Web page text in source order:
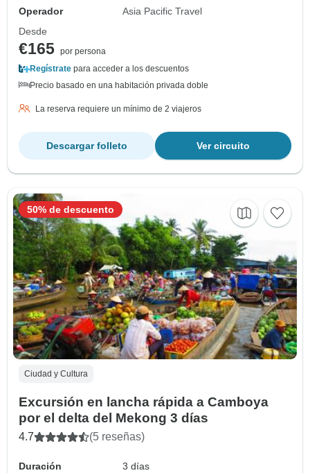
Operador
Asia Pacific Travel
Desde
€165 por persona
Regístrate para acceder a los descuentos
Precio basado en una habitación privada doble
La reserva requiere un mínimo de 2 viajeros
Ver circuito
Descargar folleto
Ciudad y Cultura
Excursión en lancha rápida a Camboya
por el delta del Mekong 3 días
4.7 (5 reseñas)
Duración
3 días
50% de descuento